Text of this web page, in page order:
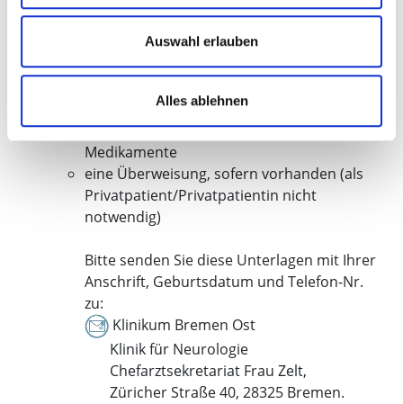
Auswahl erlauben
Alles ablehnen
Ihrem Hausarzt oder überweisenden
Facharzt)
ggf. MRT- / CT- Aufnahmen und Kopien der
Hausarzt oder überweisenden Facharzt)
Liste aller aktuell eingenommenen
Medikamente
eine Überweisung, sofern vorhanden (als
Privatpatient/Privatpatientin nicht
notwendig)
Bitte senden Sie diese Unterlagen mit Ihrer
Anschrift, Geburtsdatum und Telefon-Nr.
zu:
Klinikum Bremen Ost
Klinik für Neurologie
Chefarztsekretariat Frau Zelt,
Züricher Straße 40, 28325 Bremen.